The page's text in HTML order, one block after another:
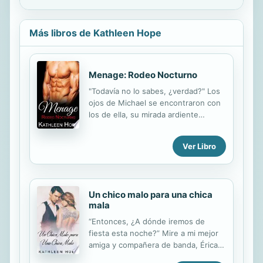
Más libros de Kathleen Hope
Menage: Rodeo Nocturno
"Todavía no lo sabes, ¿verdad?" Los
ojos de Michael se encontraron con
los de ella, su mirada ardiente
qué?", ​​Respondió Julia. Pero
mientras hablaba, la mano de Michael
momento, pero no se apartó. En
cambio, extendió los muslos
ligeramente, lo suficiente como para
hacerle saber a Michael que no
quería que se detuviera. Nunca había
Ver Libro
Un chico malo para una chica
mala
“Entonces, ¿A dónde iremos de
fiesta esta noche?” Mire a mi mejor
amiga y compañera de banda, Érica.